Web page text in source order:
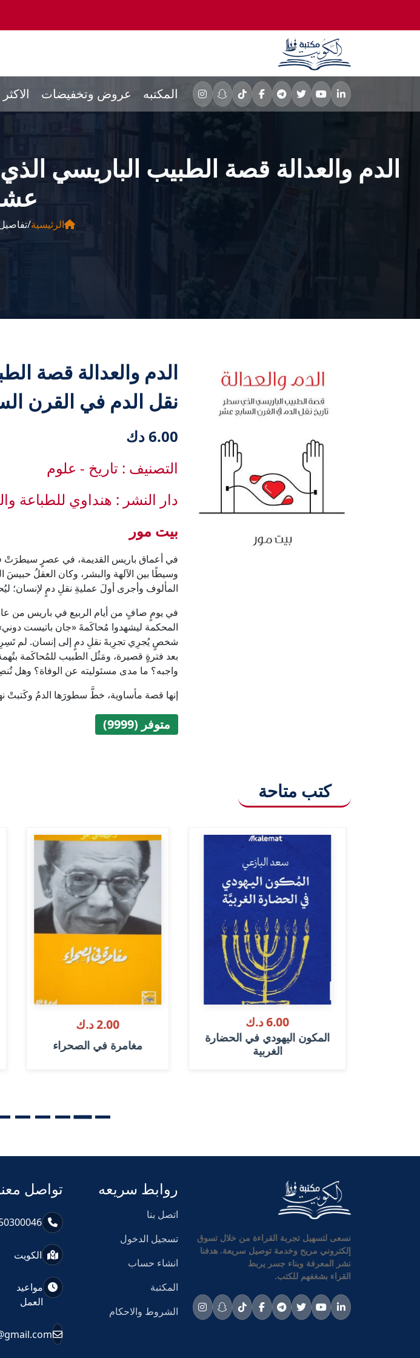
عروض وتخفيضات المكتبه
الدم والعدالة قصة الطبيب الباريسي
الرئيسية/
الدم والعدالة قصة
نقل الدم في القرن
6.00 دك
التصنيف : تاريخ - علوم
دار النشر : هنداوي للطباعة
بيت مور
في أعماق باريس القديمة، في عصرٍ سيطرَتْ
وسيطًا بين الآلهة والبشر، وكان العقلُ
المألوف وأجرى أولَ عمليةِ نقلِ دمٍ لإنسان؛
المحكمة ليشهدوا مُحاكَمةَ «جان باتيست
شخصٍ يُجرِي تجرِبةَ نقلِ دمٍ إلى إنسان. لم تَسِرِ
بعد فترةٍ قصيرة، ومَثُل الطبيب للمُحاكَمة
واجبه؟ ما مدى مسئوليته عن الوفاة؟ وهل
إنها قصة مأساوية، خطَّ سطورَها الدمُ وكَتبتْ
متوفر (9999)
كتب متاحة
6.00 د.ك
المكون اليهودي في الحضارة
الغربية
2.00 د.ك
مغامرة في الصحراء
نسعى لتسهيل تجربة القراءة من خلال تسوق
إلكتروني مريح وخدمة توصيل سريعة. هدفنا
نشر المعرفة وبناء جسر يربط
القراء بشغفهم للكتب.
روابط سريعه
اتصل بنا
تسجيل الدخول
انشاء حساب
المكتبة
الشروط والاحكام
تواصل
الكويت
مواعيد
العمل